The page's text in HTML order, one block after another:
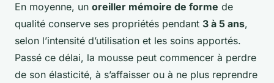
En moyenne, un oreiller mémoire de forme de
qualité conserve ses propriétés pendant 3 à 5 ans,
selon l’intensité d’utilisation et les soins apportés.
Passé ce délai, la mousse peut commencer à perdre
de son élasticité, à s’affaisser ou à ne plus reprendre